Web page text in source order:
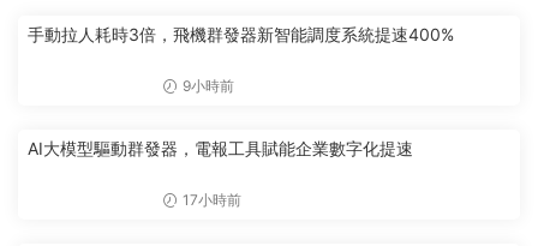
手動拉人耗時3倍，飛機群發器新智能調度系統提速400%
9小時前
AI大模型驅動群發器，電報工具賦能企業數字化提速
17小時前